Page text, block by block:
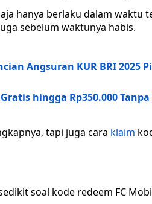
hanya berlaku dalam waktu
sebelum waktunya habis.
Angsuran KUR BRI 2025
hingga Rp350.000
tapi juga cara klaim
soal kode redeem FC